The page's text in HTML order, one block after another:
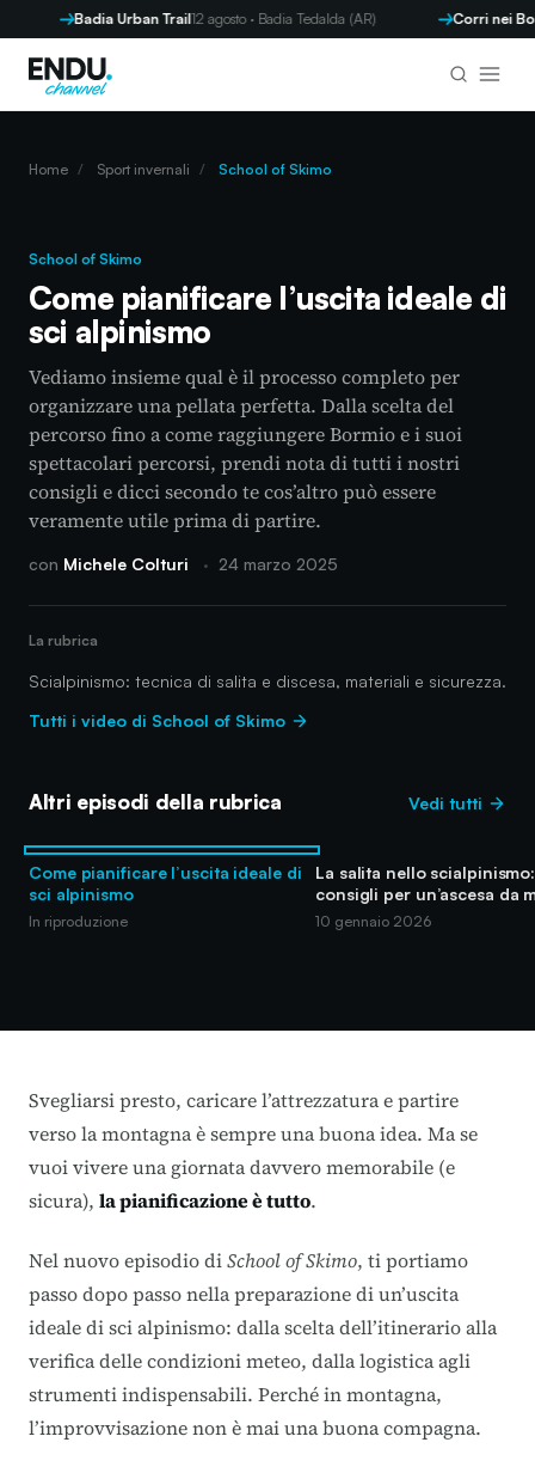
Badia Urban Trail 12 agosto · Badia Tedalda (AR) Corri nei
Home / Sport invernali / School of Skimo
School of Skimo
Come pianificare l’uscita ideale di
sci alpinismo
Vediamo insieme qual è il processo completo per
organizzare una pellata perfetta. Dalla scelta del
percorso fino a come raggiungere Bormio e i suoi
spettacolari percorsi, prendi nota di tutti i nostri
consigli e dicci secondo te cos’altro può essere
veramente utile prima di partire.
con Michele Colturi · 24 marzo 2025
La rubrica
Scialpinismo: tecnica di salita e discesa, materiali e sicurezza.
Tutti i video di School of Skimo
Altri episodi della rubrica Vedi tutti
Come pianificare l’uscita ideale di
sci alpinismo
In riproduzione
La salita nello scialpinismo:
consigli per un’ascesa da
10 gennaio 2026
Svegliarsi presto, caricare l’attrezzatura e partire
verso la montagna è sempre una buona idea. Ma se
vuoi vivere una giornata davvero memorabile (e
sicura), la pianificazione è tutto.
Nel nuovo episodio diSchool of Skimo, ti portiamo
passo dopo passo nella preparazione di un’uscita
ideale di sci alpinismo: dalla scelta dell’itinerario alla
verifica delle condizioni meteo, dalla logistica agli
strumenti indispensabili. Perché in montagna,
l’improvvisazione non è mai una buona compagna.